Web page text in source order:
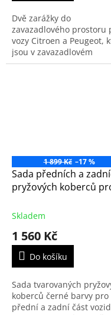
Dvě zarážky do
zavazadlového prostoru
vozy Citroen a Peugeot,
jsou v zavazadlovém
prostoru vybavené
1 899 Kč –17 %
Sada předních a
pryžových koberců
(S1)
Skladem
1 560 Kč
Do košíku
Sada tvarovaných
koberců černé barvy pro
přední a zadní část